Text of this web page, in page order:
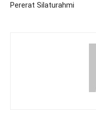
Pererat Silaturahmi